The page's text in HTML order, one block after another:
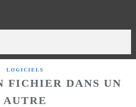
LOGICIELS
FICHIER DANS UN
AUTRE